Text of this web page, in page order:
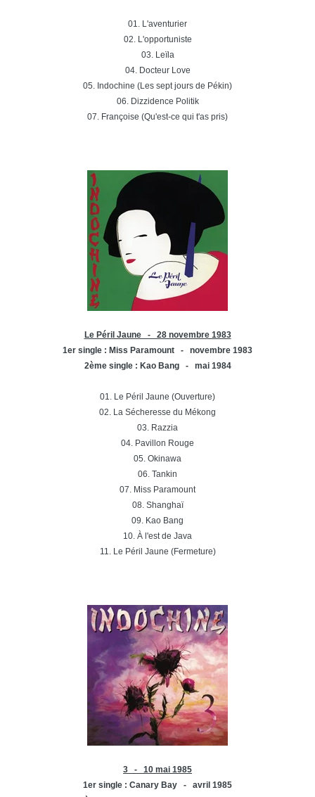
01. L'aventurier
02. L'opportuniste
03. Leïla
04. Docteur Love
05. Indochine (Les sept jours de Pékin)
06. Dizzidence Politik
07. Françoise (Qu'est-ce qui t'as pris)
Le Péril Jaune - 28 novembre 1983
1er single : Miss Paramount - novembre 1983
2ème single : Kao Bang - mai 1984
01. Le Péril Jaune (Ouverture)
02. La Sécheresse du Mékong
03. Razzia
04. Pavillon Rouge
05. Okinawa
06. Tankin
07. Miss Paramount
08. Shanghaï
09. Kao Bang
10. À l'est de Java
11. Le Péril Jaune (Fermeture)
3 - 10 mai 1985
1er single : Canary Bay - avril 1985